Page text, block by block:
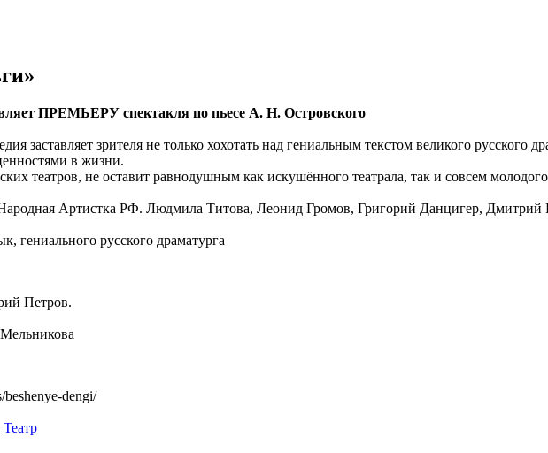
ПРЕМЬЕРУ спектакля по пьесе А. Н. Островского
заставляет зрителя не только хохотать над гениальным текстом великого русского
в жизни.
театров, не оставит равнодушным как искушённого театрала, так и совсем
Артистка РФ. Людмила Титова, Леонид Громов, Григорий Данцигер, Дмитрий
русского драматурга
Петров.
dengi/
Театр